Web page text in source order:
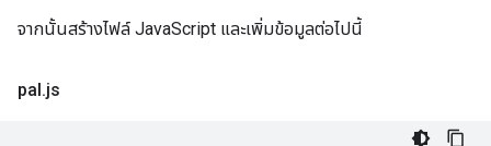
จากนั้นสร้างไฟล์ JavaScript และเพิ่มข้อมูลต่อไปนี้
pal.js